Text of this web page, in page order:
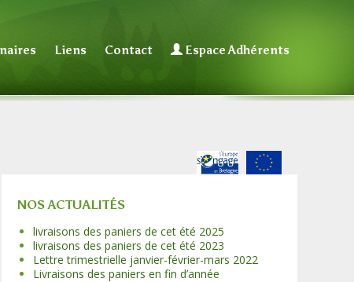
Liens Contact Espace Adhérents
NOS ACTUALITÉS
livraisons des paniers de cet été 2025
livraisons des paniers de cet été 2023
Lettre trimestrielle janvier-février-mars 2022
Livraisons des paniers en fin d’année